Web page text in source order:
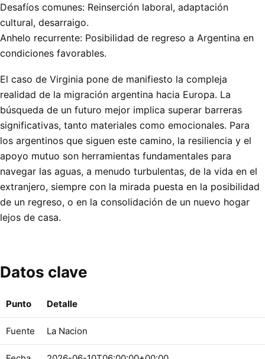
Desafíos comunes: Reinserción laboral, adaptación
cultural, desarraigo.
Anhelo recurrente: Posibilidad de regreso a Argentina en
condiciones favorables.
El caso de Virginia pone de manifiesto la compleja
realidad de la migración argentina hacia Europa. La
búsqueda de un futuro mejor implica superar barreras
significativas, tanto materiales como emocionales. Para
los argentinos que siguen este camino, la resiliencia y el
apoyo mutuo son herramientas fundamentales para
navegar las aguas, a menudo turbulentas, de la vida en el
extranjero, siempre con la mirada puesta en la posibilidad
de un regreso, o en la consolidación de un nuevo hogar
lejos de casa.
Datos clave
Punto Detalle
Fuente La Nacion